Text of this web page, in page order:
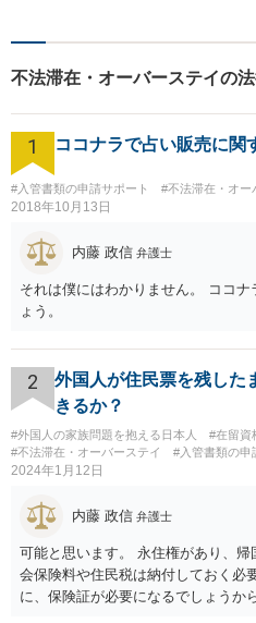
様、まずは
ださい。初
不法滞在・オーバーステイの
1 ココナラで占い販売に関
#入管書類の申請サポート #不法滞在・オー
2018年10月13日
内藤 政信 弁護士
それは僕にはわかりません。 ココ
ょう。
2
外国人が住民票を残した
きるか？
#外国人の家族問題を抱える日本人 #在留資
#不法滞在・オーバーステイ
#入管書類の申
2024年1月12日
内藤 政信 弁護士
可能と思います。 永住権があり、
会保険料や住民税は納付しておく必
に、保険証が必要になるでしょうから